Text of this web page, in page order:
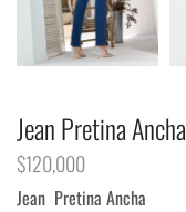
Jean Pretina Ancha
$120,000
Jean Pretina Ancha